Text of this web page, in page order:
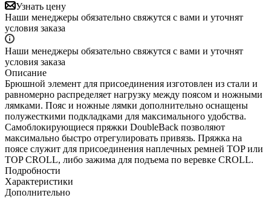
Узнать цену
Наши менеджеры обязательно свяжутся с вами и уточнят
условия заказа
Наши менеджеры обязательно свяжутся с вами и уточнят
условия заказа
Описание
Брюшной элемент для присоединения изготовлен из стали и
равномерно распределяет нагрузку между поясом и ножными
лямками. Пояс и ножные лямки дополнительно оснащены
полужесткими подкладками для максимального удобства.
Самоблокирующиеся пряжки DoubleBack позволяют
максимально быстро отрегулировать привязь. Пряжка на
поясе служит для присоединения наплечных ремней TOP или
TOP CROLL, либо зажима для подъема по веревке CROLL.
Подробности
Характеристики
Дополнительно